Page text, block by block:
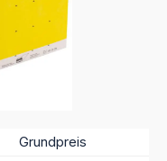
Grundpreis